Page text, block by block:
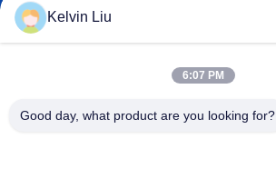
0086-21-66035560
Kelvin Liu
6:07 PM
Good day, what product are you looking for?